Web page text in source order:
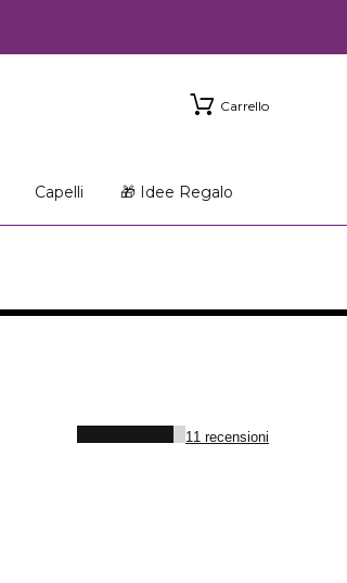
Carrello
Capelli 🎁 Idee Regalo
11 recensioni